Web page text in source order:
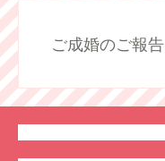
ご成婚のご報告